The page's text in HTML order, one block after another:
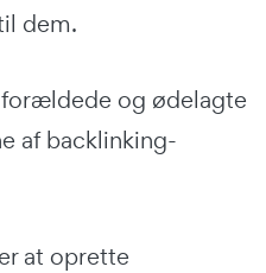
dem.
forældede og ødelagte
af backlinking-
at oprette